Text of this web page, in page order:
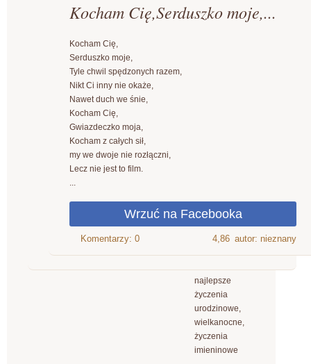
Kocham Cię,Serduszko moje,...
Kocham Cię,
Serduszko moje,
Tyle chwil spędzonych razem,
Nikt Ci inny nie okaże,
Nawet duch we śnie,
Kocham Cię,
Gwiazdeczko moja,
Kocham z całych sił,
my we dwoje nie rozłączni,
Lecz nie jest to film.
...
4,86 autor: nieznany
najlepsze
życzenia
urodzinowe,
wielkanocne,
życzenia
imieninowe